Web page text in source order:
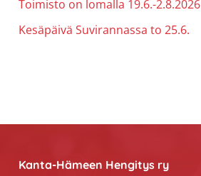
Toimisto on lomalla 19.6.-2.8.2026
Kesäpäivä Suvirannassa to 25.6.
Kanta-Hämeen Hengitys ry